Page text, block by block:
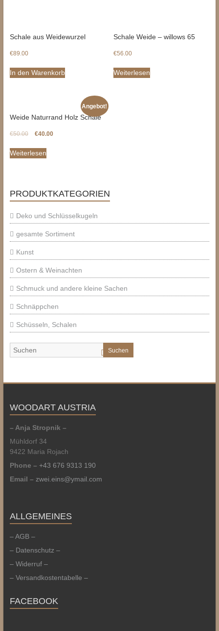
Schale aus Weidewurzel
€89.00
In den Warenkorb
Schale Weide – willows 65
€56.00
Weiterlesen
Angebot!
Weide Naturrand Holz Schale
€50.00 €40.00
Weiterlesen
PRODUKTKATEGORIEN
Deko und Schlüsselkugeln
gesamte Sortiment
Kunst
Ostern & Weinachten
Schmuck und andere kleine Sachen
Schnäppchen
Schüsseln, Schalen
Suchen
WOODART AUSTRIA
– Anja Stropnik –
Mühldorf 34
9422 Maria Rojach
Phone – +43 676 9313 190
Email – zwei.eins@ymail.com
ALLGEMEINES
– AGB –
– Datenschutz –
– Widerruf –
– Versandkostentabelle –
FACEBOOK